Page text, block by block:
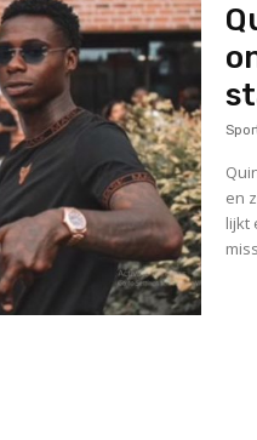
en
lijkt